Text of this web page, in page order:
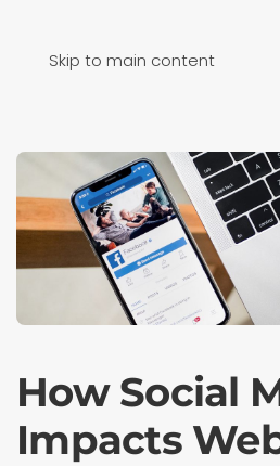
Skip to main content
How Social
Impacts